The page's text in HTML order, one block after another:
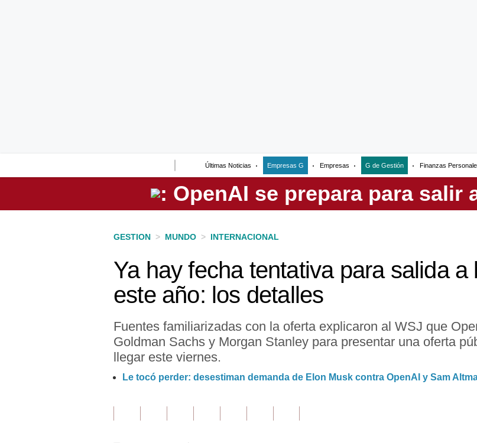
Últimas Noticias Empresas G Empresas G de Gestión Finanzas
Perú
GESTION > MUNDO > INTERNACIONAL
Ya hay fecha tentativa para salida a
este año: los detalles
Fuentes familiarizadas con la oferta explicaron al WSJ que
Goldman Sachs y Morgan Stanley para presentar una oferta
llegar este viernes.
Le tocó perder: desestiman demanda de Elon Musk contra OpenAI y Sam